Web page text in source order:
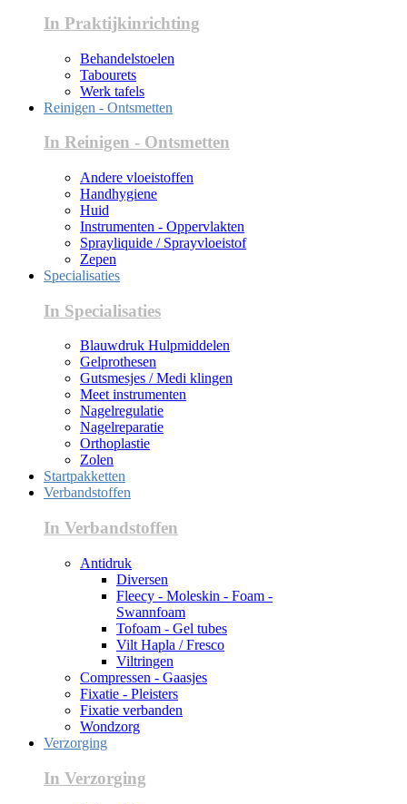
In Praktijkinrichting
Behandelstoelen
Tabourets
Werk tafels
Reinigen - Ontsmetten
In Reinigen - Ontsmetten
Andere vloeistoffen
Handhygiene
Huid
Instrumenten - Oppervlakten
Sprayliquide / Sprayvloeistof
Zepen
Specialisaties
In Specialisaties
Blauwdruk Hulpmiddelen
Gelprothesen
Gutsmesjes / Medi klingen
Meet instrumenten
Nagelregulatie
Nagelreparatie
Orthoplastie
Zolen
Startpakketten
Verbandstoffen
In Verbandstoffen
Antidruk
Diversen
Fleecy - Moleskin - Foam -
Swannfoam
Tofoam - Gel tubes
Vilt Hapla / Fresco
Viltringen
Compressen - Gaasjes
Fixatie - Pleisters
Fixatie verbanden
Wondzorg
Verzorging
In Verzorging